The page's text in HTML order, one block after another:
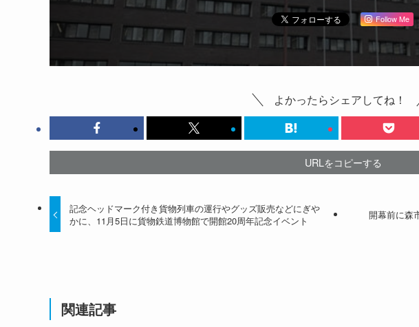
Follow Me
よかったらシェアしてね！
URLをコピーする
記念ヘッドマーク付き貨物列車の運行やグッズ販売などにぎや
かに、11月5日に貨物鉄道博物館で開館20周年記念イベント
開幕前に森
関連記事